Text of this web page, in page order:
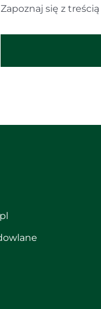
Zapoznaj się z treścią